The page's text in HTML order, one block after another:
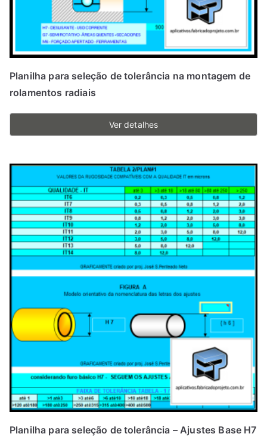
Planilha para seleção de tolerância na montagem de
rolamentos radiais
Ver detalhes
Planilha para seleção de tolerância – Ajustes Base H7